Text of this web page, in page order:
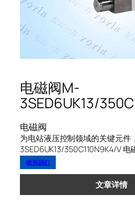
电磁阀M-
3SED6UK13/
电磁阀
为电站液压控制领域的关键元件
3SED6UK13/350C110N9K4/V
联系我们
文章详情